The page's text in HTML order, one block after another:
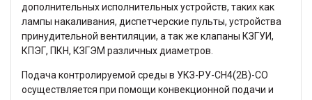
дополнительных исполнительных устройств, таких как
лампы накаливания, диспетчерские пульты, устройства
принудительной вентиляции, а так же клапаны КЗГУИ,
КПЭГ, ПКН, КЗГЭМ различных диаметров.
Подача контролируемой среды в УКЗ-РУ-СН4(2В)-СО
осуществляется при помощи конвекционной подачи и